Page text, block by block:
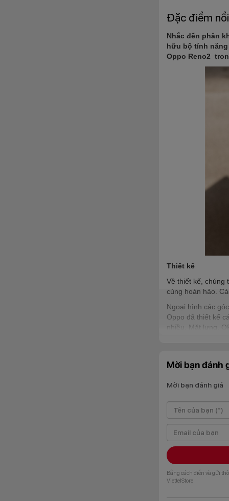
Đặc điểm
Nhắc đến phân
hữu bộ tính
Oppo Reno2
Thiết kế
Về thiết kế, chúng
cùng hoàn hảo.
Ngoại hình các
Oppo đã thiết kế
nhiều. Mặt lưng,
tỉ lệ màn hình là
Mời bạn đánh
Mời bạn đánh giá
Bằng cách điền và gửi
ViettelStore